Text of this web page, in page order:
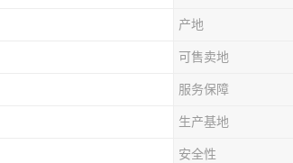
产地
可售卖地
服务保障
生产基地
安全性